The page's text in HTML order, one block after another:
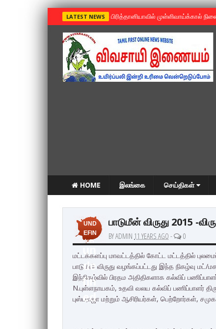
LATEST NEWS »பிரித்தானியாவில் முள்ளிவாய்க்கால்
HOME இலங்கை செய்திகள்
UND
EFIN
ED
un
de
fin
ed
பாடுமீன் விருது 2015 -
BY ADMIN 11 YEARS AGO - 0
மட்டக்களப்பு மாவட்டத்தில் கோட்ட மட்டத்தில்
பாடுமீன் விருது வழங்கப்பட்டது இந்த நிகழ்வு
இந்நிகழ்வில் பிரதம அதிதிகளாக கல்விப்
N.புள்ளநாயகம், உதவி வலய கல்விப் பணிப்பாளர்
புஸ்பராஜா மற்றும் ஆசிரியர்கள், பெற்றோர்கள்,